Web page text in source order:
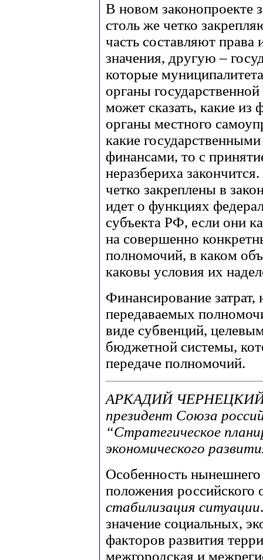
В новом законопроекте
столь же четко
часть составляют права
значения, другую –
которые
органы
может сказать, какие
органы местного
какие
финансами, то с
неразбериха
четко закреплены в
идет о функциях
субъекта РФ, если они
на совершенно
полномочий, в каком
каковы условия их
Финансирование
передаваемых
виде субвенций,
бюджетной системы,
передаче полномочий.
АРКАДИЙ ЧЕРНЕЦКИЙ,
президент Союза
“Стратегическое
экономического
Особенность
положения российского
стабилизация ситуации
значение социальных,
факторов развития
межгородская и